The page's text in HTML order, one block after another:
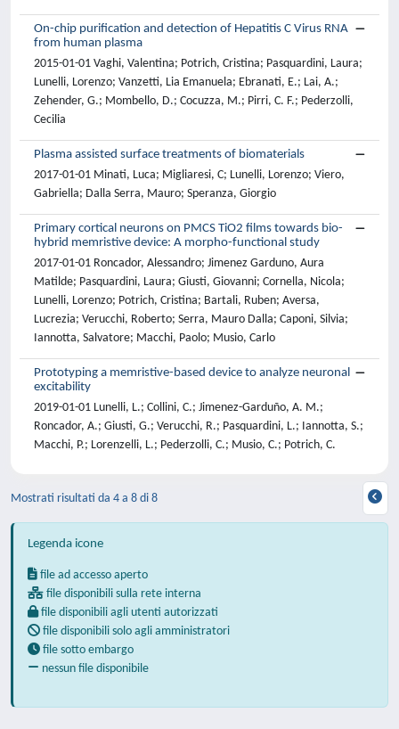
On-chip purification and detection of Hepatitis C Virus RNA
from human plasma
2015-01-01 Vaghi, Valentina; Potrich, Cristina; Pasquardini, Laura;
Lunelli, Lorenzo; Vanzetti, Lia Emanuela; Ebranati, E.; Lai, A.;
Zehender, G.; Mombello, D.; Cocuzza, M.; Pirri, C. F.; Pederzolli,
Cecilia
Plasma assisted surface treatments of biomaterials
2017-01-01 Minati, Luca; Migliaresi, C; Lunelli, Lorenzo; Viero,
Gabriella; Dalla Serra, Mauro; Speranza, Giorgio
Primary cortical neurons on PMCS TiO2 films towards bio-
hybrid memristive device: A morpho-functional study
2017-01-01 Roncador, Alessandro; Jimenez Garduno, Aura
Matilde; Pasquardini, Laura; Giusti, Giovanni; Cornella, Nicola;
Lunelli, Lorenzo; Potrich, Cristina; Bartali, Ruben; Aversa,
Lucrezia; Verucchi, Roberto; Serra, Mauro Dalla; Caponi, Silvia;
Iannotta, Salvatore; Macchi, Paolo; Musio, Carlo
Prototyping a memristive-based device to analyze neuronal
excitability
2019-01-01 Lunelli, L.; Collini, C.; Jimenez-Garduño, A. M.;
Roncador, A.; Giusti, G.; Verucchi, R.; Pasquardini, L.; Iannotta, S.;
Macchi, P.; Lorenzelli, L.; Pederzolli, C.; Musio, C.; Potrich, C.
Mostrati risultati da 4 a 8 di 8
Legenda icone
file ad accesso aperto
file disponibili sulla rete interna
file disponibili agli utenti autorizzati
file disponibili solo agli amministratori
file sotto embargo
nessun file disponibile